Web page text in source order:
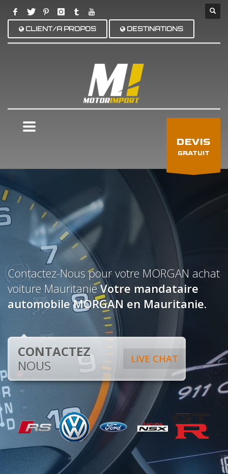
CLIENT/A PROPOS DESTINATIONS
DEVIS
GRATUIT
Contactez-Nous pour votre MORGAN achat
voiture MauritanieVotre mandataire
automobile MORGAN en Mauritanie.
LIVE CHAT
CONTACTEZ
NOUS